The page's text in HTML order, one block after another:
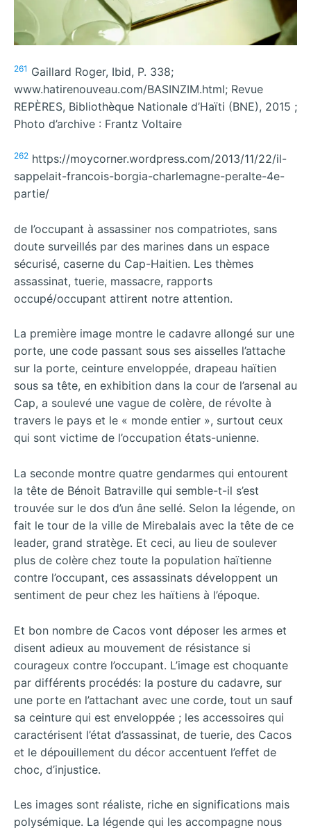
261 Gaillard Roger, Ibid, P. 338;
www.hatirenouveau.com/BASINZIM.html; Revue
REPÈRES, Bibliothèque Nationale d’Haïti (BNE), 2015 ;
Photo d’archive : Frantz Voltaire
262 https://moycorner.wordpress.com/2013/11/22/il-
sappelait-francois-borgia-charlemagne-peralte-4e-
partie/
de l’occupant à assassiner nos compatriotes, sans
doute surveillés par des marines dans un espace
sécurisé, caserne du Cap-Haitien. Les thèmes
assassinat, tuerie, massacre, rapports
occupé/occupant attirent notre attention.
La première image montre le cadavre allongé sur une
porte, une code passant sous ses aisselles l’attache
sur la porte, ceinture enveloppée, drapeau haïtien
sous sa tête, en exhibition dans la cour de l’arsenal au
Cap, a soulevé une vague de colère, de révolte à
travers le pays et le « monde entier », surtout ceux
qui sont victime de l’occupation états-unienne.
La seconde montre quatre gendarmes qui entourent
la tête de Bénoit Batraville qui semble-t-il s’est
trouvée sur le dos d’un âne sellé. Selon la légende, on
fait le tour de la ville de Mirebalais avec la tête de ce
leader, grand stratège. Et ceci, au lieu de soulever
plus de colère chez toute la population haïtienne
contre l’occupant, ces assassinats développent un
sentiment de peur chez les haïtiens à l’époque.
Et bon nombre de Cacos vont déposer les armes et
disent adieux au mouvement de résistance si
courageux contre l’occupant. L’image est choquante
par différents procédés: la posture du cadavre, sur
une porte en l’attachant avec une corde, tout un sauf
sa ceinture qui est enveloppée ; les accessoires qui
caractérisent l’état d’assassinat, de tuerie, des Cacos
et le dépouillement du décor accentuent l’effet de
choc, d’injustice.
Les images sont réaliste, riche en significations mais
polysémique. La légende qui les accompagne nous